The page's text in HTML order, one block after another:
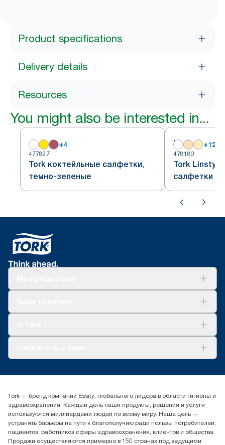
Product specifications
Delivery details
Resources
You might also be interested in...
+4
477827
Tork коктейльные салфетки,
темно-зеленые
+12
478180
Tork
салфетки
(+7) 777 779 0095
Контакты на рынках СНГ
ООО «Эссити», Представительство в Казахстане Пр.
Достык, 210, 2 блок, 3 этаж,
офис №32 050051, г.
Алматы, Казахстан
Tork — бренд компании Essity, глобального лидера в области гигиены и
здравоохранения. Каждый день наши продукты, решения и услуги
используются миллиардами людей по всему миру. Наша цель —
устранять барьеры на пути к благополучию ради пользы потребителей,
пациентов, работников сферы здравоохранения, клиентов и общества.
Продажи осуществляются примерно в 150 странах под ведущими